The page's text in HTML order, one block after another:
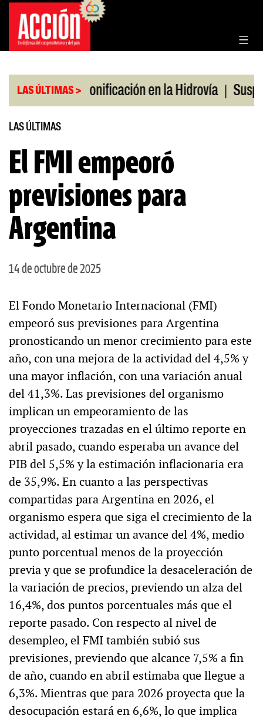
Saltar
contenido
LAS ÚLTIMAS >
en julio | Bonificación en la Hidrovía |
LAS ÚLTIMAS
El FMI empeoró
previsiones para
Argentina
14 de octubre de 2025
El Fondo Monetario Internacional (FMI)
empeoró sus previsiones para Argentina
pronosticando un menor crecimiento para este
año, con una mejora de la actividad del 4,5% y
una mayor inflación, con una variación anual
del 41,3%. Las previsiones del organismo
implican un empeoramiento de las
proyecciones trazadas en el último reporte en
abril pasado, cuando esperaba un avance del
PIB del 5,5% y la estimación inflacionaria era
de 35,9%. En cuanto a las perspectivas
compartidas para Argentina en 2026, el
organismo espera que siga el crecimiento de la
actividad, al estimar un avance del 4%, medio
punto porcentual menos de la proyección
previa y que se profundice la desaceleración de
la variación de precios, previendo un alza del
16,4%, dos puntos porcentuales más que el
reporte pasado. Con respecto al nivel de
desempleo, el FMI también subió sus
previsiones, previendo que alcance 7,5% a fin
de año, cuando en abril estimaba que llegue a
6,3%. Mientras que para 2026 proyecta que la
desocupación estará en 6,6%, lo que implica